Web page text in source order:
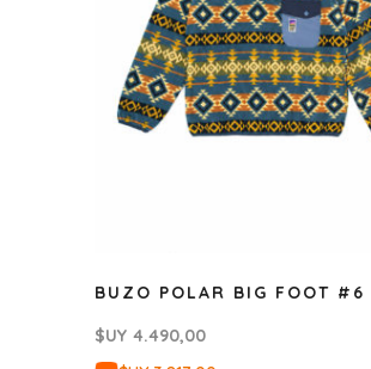
BUZO POLAR BIG FOOT #6
$UY 4.490,00